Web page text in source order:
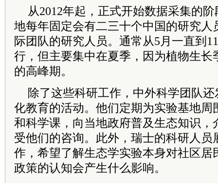
从2012年起，正式开始数据采集的
地每年固定会有二三十个中国的研究人
际团队的研究人员。通常从5月一直到
行，但主要集中在夏季，因为植物生长
的高峰期。
除了这些科研工作，中外科学团队
化教育的活动。他们定期为实验基地周
和科学课，向当地政府普及生态知识，
受他们的咨询。此外，瑞士的科研人员
作，希望了解生态学实验本身对社区居
政策的认知会产生什么影响。